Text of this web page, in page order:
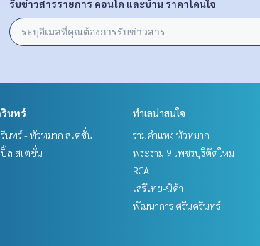
รับข่าวสารรายการ คอนโด และบ้าน ราคาโดนใจ
นทร์
ทร์ - หัวหมาก สเตชั่น
ล สเตชั่น
ทำเลน่าสนใจ
รามคำแหง หัวหมาก
พระราม 9 เพชรบุรีตัดใหม่
RCA
เสรีไทย-นิด้า
พัฒนาการ ศรีนครินทร์